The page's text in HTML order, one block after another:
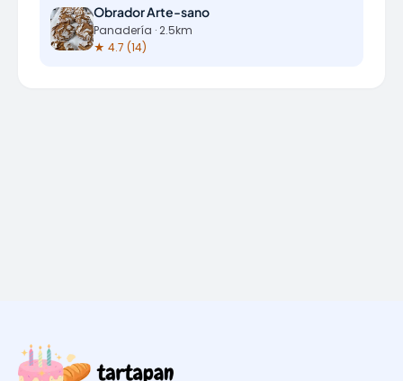
Obrador Arte-sano
Panadería · 2.5km
★ 4.7 (14)